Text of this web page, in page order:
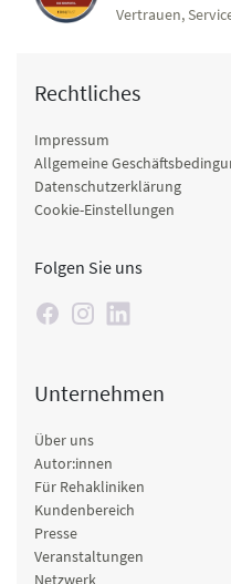
Vertrauen,
Rechtliches
Impressum
Allgemeine
Datenschutzerklärung
Cookie-Einstellungen
Folgen Sie uns
Unternehmen
Über uns
Autor:innen
Für Rehakliniken
Kundenbereich
Presse
Veranstaltungen
Netzwerk